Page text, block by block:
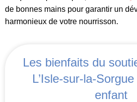
de bonnes mains pour garantir un
harmonieux de votre nourrisson.
Les bienfaits du
L’Isle-sur-la-
enfant